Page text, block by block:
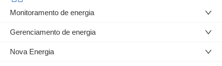
Monitoramento de energia
Gerenciamento de energia
Nova Energia